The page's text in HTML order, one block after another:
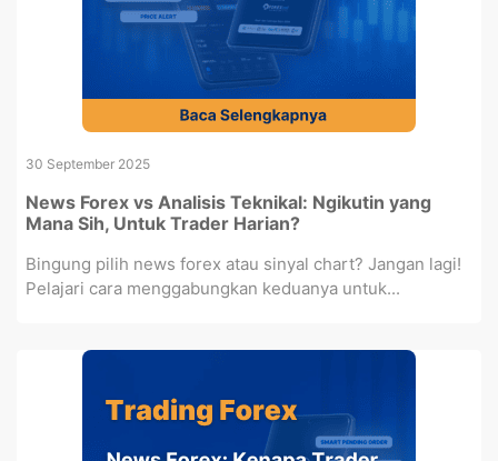
30 September 2025
News Forex vs Analisis Teknikal: Ngikutin yang
Mana Sih, Untuk Trader Harian?
Bingung pilih news forex atau sinyal chart? Jangan lagi!
Pelajari cara menggabungkan keduanya untuk...